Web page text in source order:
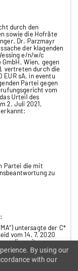
durch den
sowie die Hofräte
Dr. Parzmayr
der klagenden
e/n/w/c
Wien, gegen
vertreten durch die
EUR sA, in eventu
Partei gegen
vom
Urteil des
2. Juli 2021,
Partei die mit
zu
untersagte der C*
vom 14. 7. 2020
die weitere
strafrechtliche
Bilanzfälschung und
und mit
eröffnet.
By using our
with our